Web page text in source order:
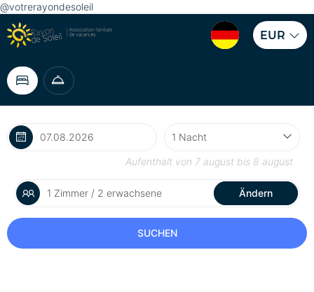
@votrerayondesoleil
EUR
Aufenthalt von 7 august bis 8 august
1 Zimmer / 2 erwachsene Ändern